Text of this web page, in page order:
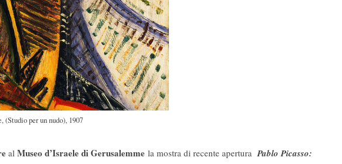
(Studio per un nudo), 1907
al Museo d’Israele di Gerusalemme la mostra di recente aperturaPablo Picasso: